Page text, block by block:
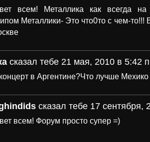
всем! Металлика как всегда
Металлики- Это что0то с чем-
сказал тебе 21 мая, 2010 в 5:42
в Аргентине?Что лучше
сказал тебе 17 сентября,
всем! Форум просто супер =)